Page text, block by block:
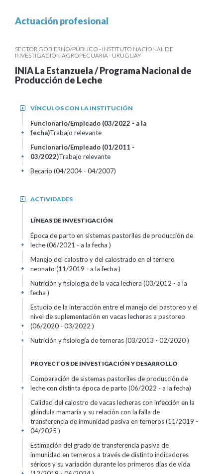
Actuación profesional
SECTOR GOBIERNO/PÚBLICO - INSTITUTO NACIONAL DE
INVESTIGACIÓN AGROPECUARIA - URUGUAY
INIA La Estanzuela / Programa Nacional de
Producción de Leche
VÍNCULOS CON LA INSTITUCIÓN
+
Funcionario/Empleado (03/2022 - a la
fecha)Trabajo relevante
+
Funcionario/Empleado (01/2011 -
03/2022)Trabajo relevante
+
Becario (04/2004 - 04/2007)
+
ACTIVIDADES
+
LÍNEAS DE INVESTIGACIÓN
Época de parto en sistemas pastoriles de producción de
leche (06/2021 - a la fecha )
+
Manejo del calostro y del calostrado en el ternero
neonato (11/2019 - a la fecha )
+
Nutrición y fisiología de la vaca lechera (03/2012 - a la
fecha )
+
Estudio de la interacción entre el manejo del pastoreo y el
nivel de suplementación en vacas lecheras a pastoreo
(06/2020 - 03/2022 )
+
Nutrición y fisiología de terneras (03/2013 - 02/2020 )
+
PROYECTOS DE INVESTIGACIÓN Y DESARROLLO
Comparación de sistemas pastoriles de producción de
leche con distinta época de parto (06/2022 - a la fecha)
+
Calidad del calostro de vacas lecheras con infección en la
glándula mamaria y su relación con la falla de
transferencia de inmunidad pasiva en terneros (11/2019 -
04/2025 )
+
Estimación del grado de transferencia pasiva de
inmunidad en terneros a través de distinto indicadores
séricos y su variación durante los primeros días de vida